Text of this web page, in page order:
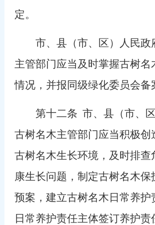
定。
市、县（市、区）人民政
主管部门应当及时掌握古树名
情况，并报同级绿化委员会备
第十二条 市、县（市、
古树名木主管部门应当积极创
古树名木生长环境，及时排查
康生长问题，制定古树名木保
预案，建立古树名木日常养护
日常养护责任主体签订养护责